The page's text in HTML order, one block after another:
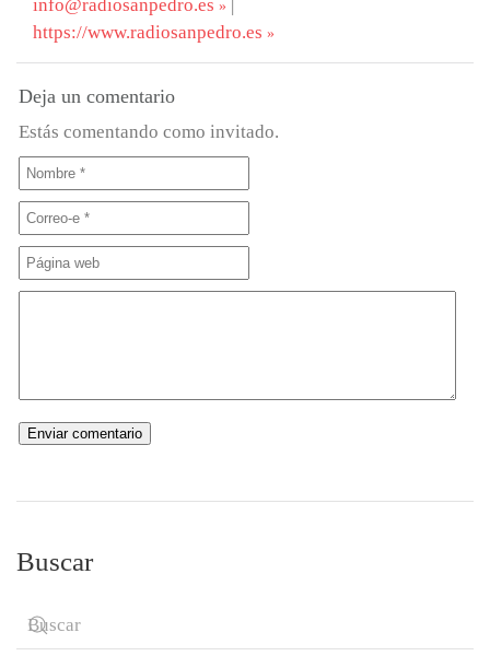
info@radiosanpedro.es
https://www.radiosanpedro.es
Deja un comentario
Estás comentando como invitado.
Buscar